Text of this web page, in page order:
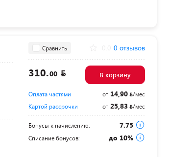
Сравнить 0 отзывов
310.00 В корзину
Оплата частями от14,90
/мес
Картой рассрочки
от25,83 /мес
Бонусы к начислению: 7.75
Списание бонусов: до 10%